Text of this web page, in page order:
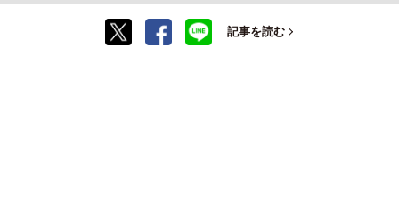
記事を読む